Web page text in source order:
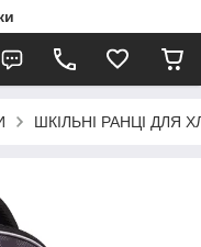
ШКІЛЬНІ РАНЦІ ДЛЯ